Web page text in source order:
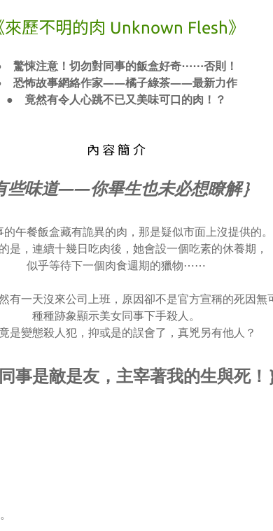
來歷不明的肉 Unknown Flesh》
驚悚注意！切勿對同事的飯盒好奇⋯⋯否則！
恐怖故事網絡作家——橘子綠茶——最新力作
● 竟然有令人心跳不已又美味可口的肉！？
內 容 簡 介
些味道——你畢生也未必想瞭解｝
的午餐飯盒藏有詭異的肉，那是疑似市面上沒提供的。
是，連續十幾日吃肉後，她會設一個吃素的休養期，
似乎等待下一個肉食週期的獵物⋯⋯
有一天沒來公司上班，原因卻不是官方宣稱的死因無
種種跡象顯示美女同事下手殺人。
是變態殺人犯，抑或是的誤會了，真兇另有他人？
同事是敵是友，主宰著我的生與死！